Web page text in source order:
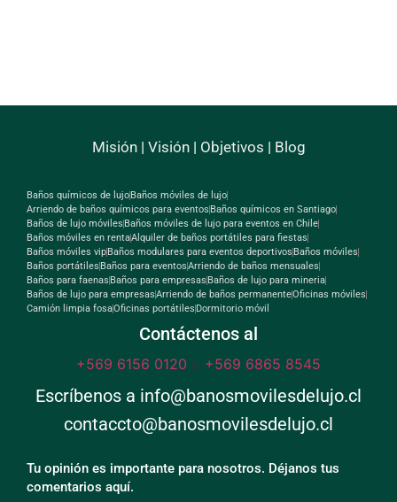
Misión| Visión| Objetivos | Blog
Baños químicos de lujoBaños móviles de lujo
Arriendo de baños químicos para eventos Baños químicos en Santiago
Baños de lujo móviles Baños móviles de lujo para eventos en Chile
Baños móviles en rentaAlquiler de baños portátiles para fiestas
Baños móviles vipBaños modulares para eventos deportivos Baños móviles
Baños portátiles Baños para eventosArriendo de baños mensuales
Baños para faenas Baños para empresas Baños de lujo para mineria
Baños de lujo para empresasArriendo de baños permanenteOficinas móviles
Camión limpia fosaOficinas portátiles Dormitorio móvil
Contáctenos al
+569 6156 0120 o +569 6865 8545
Escríbenos a info@banosmovilesdelujo.cl
contaccto@banosmovilesdelujo.cl
Tu opinión es importante para nosotros. Déjanos tus
comentarios aquí.